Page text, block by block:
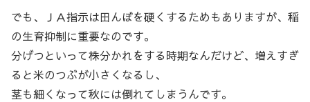
でも、ＪＡ指示は田んぼを硬くするためもありますが、稲
の生育抑制に重要なのです。
分げつといって株分かれをする時期なんだけど、増えすぎ
ると米のつぶが小さくなるし、
茎も細くなって秋には倒れてしまうんです。